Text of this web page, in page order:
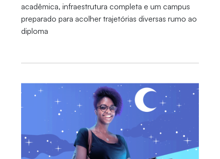
acadêmica, infraestrutura completa e um campus
preparado para acolher trajetórias diversas rumo ao
diploma